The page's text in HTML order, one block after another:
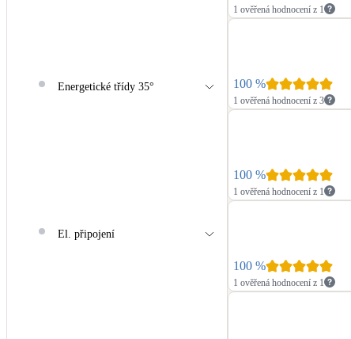
Energetické třídy 35°
El. připojení
1 ověřená hodnocení z 1
100%
1 ověřená hodnocení z 3
100%
1 ověřená hodnocení z 1
100%
1 ověřená hodnocení z 1